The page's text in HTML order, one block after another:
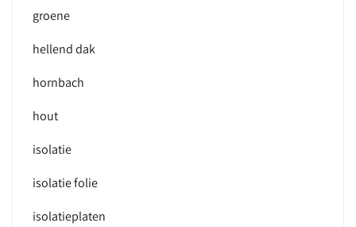
groene
hellend dak
hornbach
hout
isolatie
isolatie folie
isolatieplaten